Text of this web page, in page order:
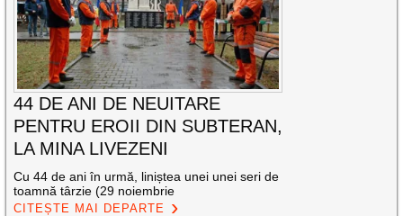
44 DE ANI DE NEUITARE
PENTRU EROII DIN SUBTERAN,
LA MINA LIVEZENI
Cu 44 de ani în urmă, liniștea unei unei seri de
toamnă târzie (29 noiembrie
CITEȘTE MAI DEPARTE